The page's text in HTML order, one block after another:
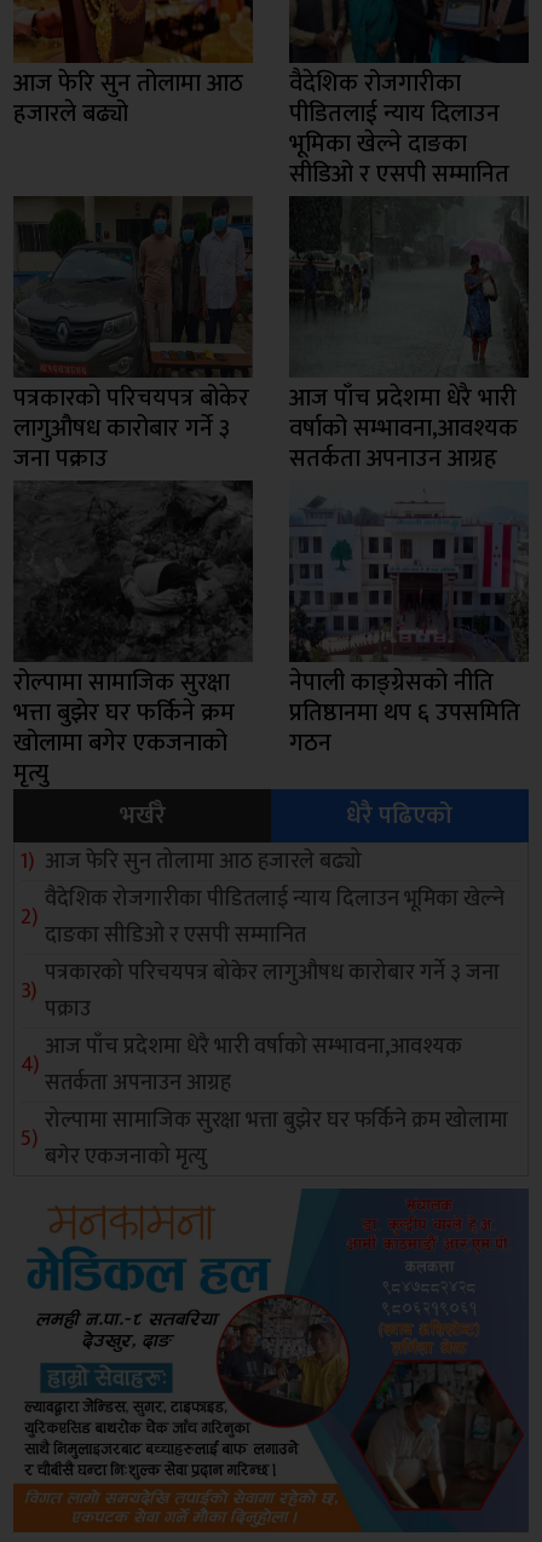
आज फेरि सुन तोलामा आठ
हजारले बढ्यो
वैदेशिक रोजगारीका
पीडितलाई न्याय दिलाउन
भूमिका खेल्ने दाङका
सीडिओ र एसपी सम्मानित
पत्रकारको परिचयपत्र बोकेर
लागुऔषध कारोबार गर्ने ३
जना पक्राउ
आज पाँच प्रदेशमा धेरै भारी
वर्षाको सम्भावना,आवश्यक
सतर्कता अपनाउन आग्रह
रोल्पामा सामाजिक सुरक्षा
भत्ता बुझेर घर फर्किने क्रम
खोलामा बगेर एकजनाको
मृत्यु
नेपाली काङ्ग्रेसको नीति
प्रतिष्ठानमा थप ६ उपसमिति
गठन
भर्खरै
धेरै पढिएको
आज फेरि सुन तोलामा आठ हजारले बढ्यो
वैदेशिक रोजगारीका पीडितलाई न्याय दिलाउन भूमिका खेल्ने
दाङका सीडिओ र एसपी सम्मानित
पत्रकारको परिचयपत्र बोकेर लागुऔषध कारोबार गर्ने ३ जना
पक्राउ
आज पाँच प्रदेशमा धेरै भारी वर्षाको सम्भावना,आवश्यक
सतर्कता अपनाउन आग्रह
रोल्पामा सामाजिक सुरक्षा भत्ता बुझेर घर फर्किने क्रम खोलामा
बगेर एकजनाको मृत्यु